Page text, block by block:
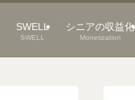
SWELL
SWELL
シニアの収益化
Monetization